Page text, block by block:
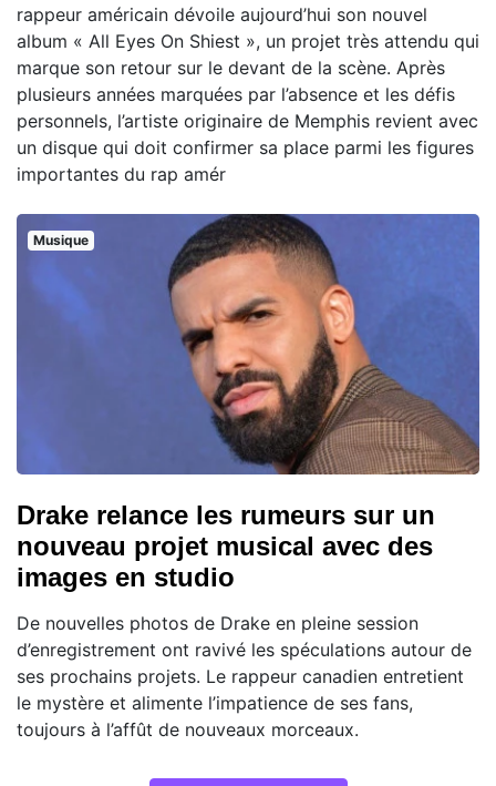
rappeur américain dévoile aujourd’hui son nouvel
album « All Eyes On Shiest », un projet très attendu qui
marque son retour sur le devant de la scène. Après
plusieurs années marquées par l’absence et les défis
personnels, l’artiste originaire de Memphis revient avec
un disque qui doit confirmer sa place parmi les figures
importantes du rap amér
Musique
Drake relance les rumeurs sur un
nouveau projet musical avec des
images en studio
De nouvelles photos de Drake en pleine session
d’enregistrement ont ravivé les spéculations autour de
ses prochains projets. Le rappeur canadien entretient
le mystère et alimente l’impatience de ses fans,
toujours à l’affût de nouveaux morceaux.